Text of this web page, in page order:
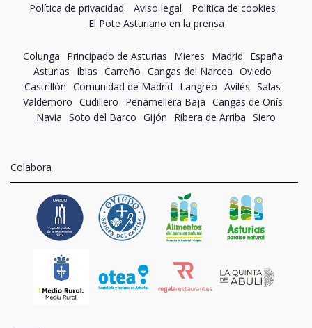
Política de privacidad Aviso legal
Política de cookies
El Pote Asturiano en la prensa
Colunga Principado de Asturias Mieres Madrid
España
Asturias
Ibias Carreño Cangas del Narcea Oviedo
Castrillón Comunidad de Madrid Langreo Avilés Salas
Valdemoro Cudillero Peñamellera Baja Cangas de Onís
Navia Soto del Barco Gijón Ribera de Arriba Siero
Colabora